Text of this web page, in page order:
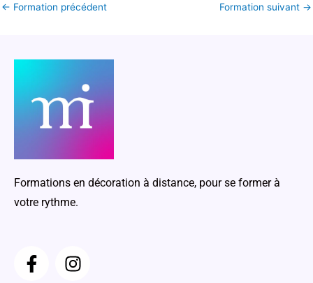
← Formation précédent Formation suivant →
Formations en décoration à distance, pour se former à
votre rythme.
F
a
I
n